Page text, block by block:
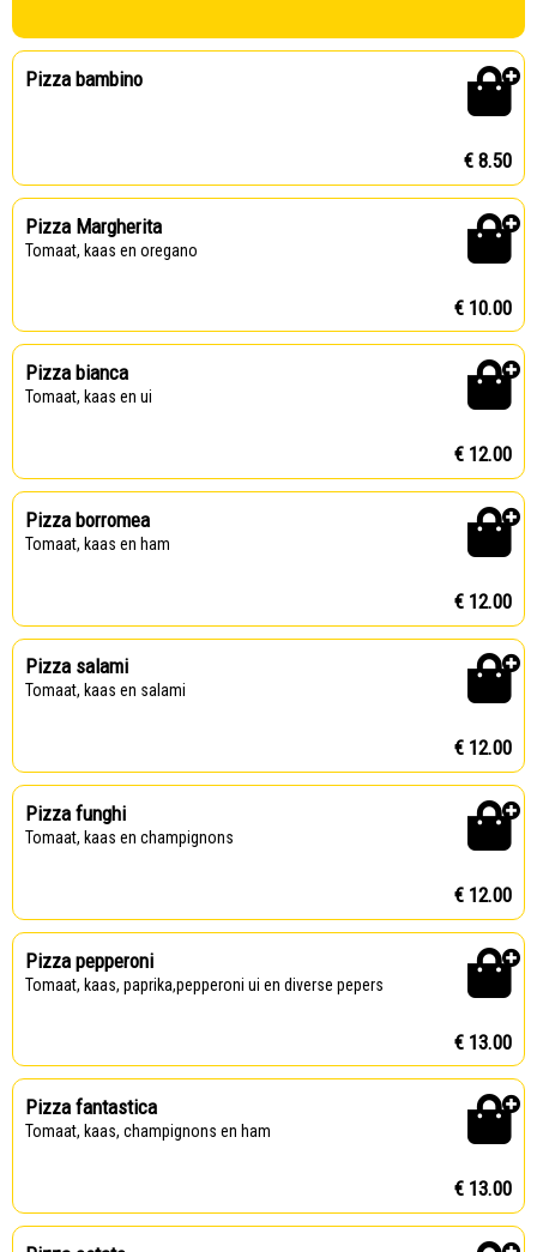
Pizza bambino
€ 8.50
Pizza Margherita
Tomaat, kaas en oregano
€ 10.00
Pizza bianca
Tomaat, kaas en ui
€ 12.00
Pizza borromea
Tomaat, kaas en ham
€ 12.00
Pizza salami
Tomaat, kaas en salami
€ 12.00
Pizza funghi
Tomaat, kaas en champignons
€ 12.00
Pizza pepperoni
Tomaat, kaas, paprika,pepperoni ui en diverse pepers
€ 13.00
Pizza fantastica
Tomaat, kaas, champignons en ham
€ 13.00